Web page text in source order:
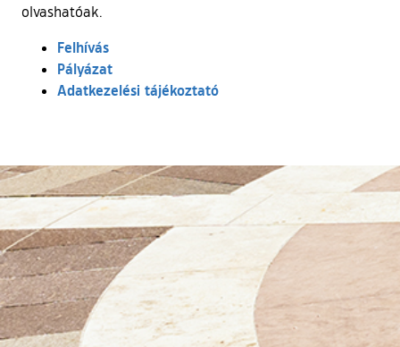
olvashatóak.
Felhívás
Pályázat
Adatkezelési tájékoztató